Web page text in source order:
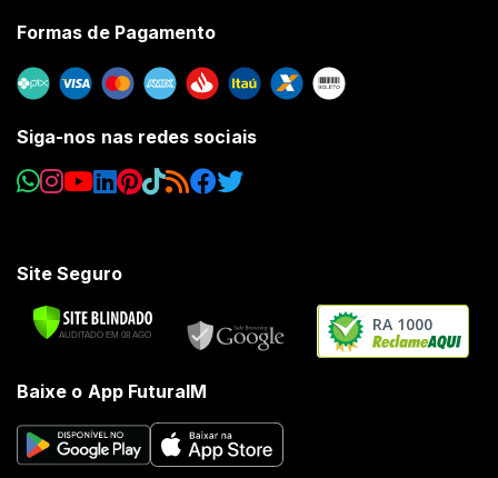
Formas de Pagamento
Siga-nos nas redes sociais
Site Seguro
RA 1000
Baixe o App FuturaIM